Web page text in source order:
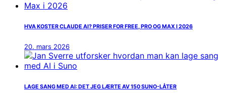
HVA KOSTER CLAUDE AI? PRISER FOR FREE, PRO OG MAX I 2026
20. mars 2026
LAGE SANG MED AI: DET JEG LÆRTE AV 150 SUNO-LÅTER